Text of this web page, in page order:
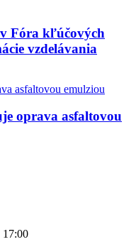
Fóra kľúčových
vzdelávania
oprava asfaltovou
17:00